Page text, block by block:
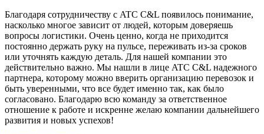
Благодаря сотрудничеству с ATC C&L появилось понимание,
насколько многое зависит от людей, которым доверяешь
вопросы логистики. Очень ценно, когда не приходится
постоянно держать руку на пульсе, переживать из-за сроков
или уточнять каждую деталь. Для нашей компании это
действительно важно. Мы нашли в лице ATC C&L надежного
партнера, которому можно вверить организацию перевозок и
быть уверенными, что все будет именно так, как было
согласовано. Благодарю всю команду за ответственное
отношение к работе и искренне желаю компании дальнейшего
развития и новых успехов!